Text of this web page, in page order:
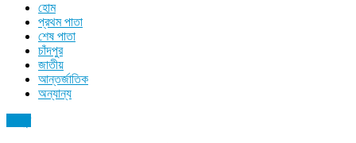
হোম
প্রথম পাতা
শেষ পাতা
চাঁদপুর
জাতীয়
আন্তর্জাতিক
অন্যান্য